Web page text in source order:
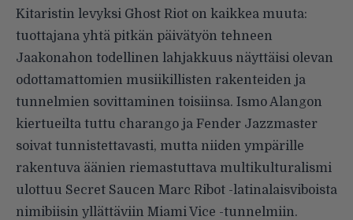
Kitaristin levyksi Ghost Riot on kaikkea muuta:
tuottajana yhtä pitkän päivätyön tehneen
Jaakonahon todellinen lahjakkuus näyttäisi olevan
odottamattomien musiikillisten rakenteiden ja
tunnelmien sovittaminen toisiinsa. Ismo Alangon
kiertueilta tuttu charango ja Fender Jazzmaster
soivat tunnistettavasti, mutta niiden ympärille
rakentuva äänien riemastuttava multikulturalismi
ulottuu Secret Saucen Marc Ribot -latinalaisviboista
nimibiisin yllättäviin Miami Vice -tunnelmiin.